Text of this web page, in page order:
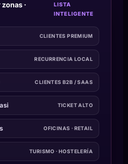
·
LISTA
INTELIGENTE
CLIENTES PREMIUM
RECURRENCIA LOCAL
CLIENTES B2B / SAAS
TICKET ALTO
OFICINAS · RETAIL
TURISMO · HOSTELERÍA